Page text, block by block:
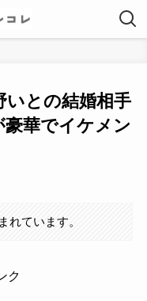
いとの結婚相手
豪華でイケメン
れています。
ク